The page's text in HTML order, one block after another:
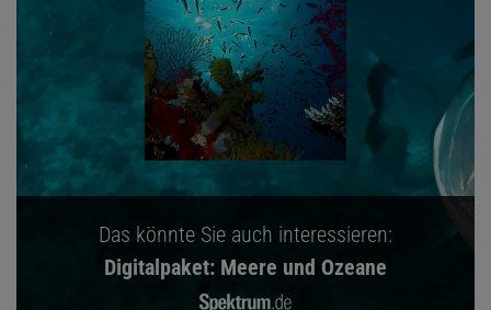
Das könnte Sie auch interessieren:
Digitalpaket: Meere und Ozeane